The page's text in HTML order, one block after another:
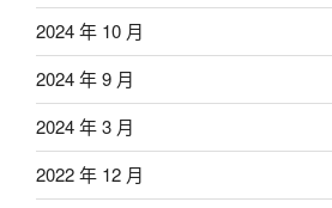
2024 年 10 月
2024 年 9 月
2024 年 3 月
2022 年 12 月